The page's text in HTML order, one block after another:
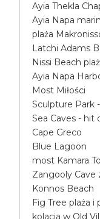
Ayia Thekla
Ayia Napa
plaża
Latchi Adams
Nissi Beach
Ayia Napa
Most Miłości
Sculpture Park
Sea Caves - hit
Cape Greco
Blue Lagoon
most Kamara
Zangooly Cave
Konnos Beach
Fig Tree plaża i
kolacja w Old